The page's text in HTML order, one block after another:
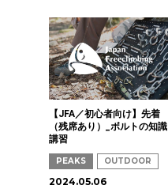
【JFA／初心者向け】先着
（残席あり）_ボルトの知識
講習
PEAKS OUTDOOR
2024.05.06